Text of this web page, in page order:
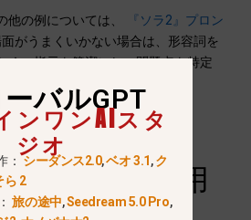
他の例については、
『ソラ2』プロン
がうまくいかない場合は、形容詞を
く、指示を簡潔にし、問題点を特定
.
フォームごと
セプトを適用
バルGPT
ンワンAIスタ
ジオ
：シーダンス2.0,ベオ 3.1,ク
ら 2
旅の途中,Seedream 5.0 Pro,